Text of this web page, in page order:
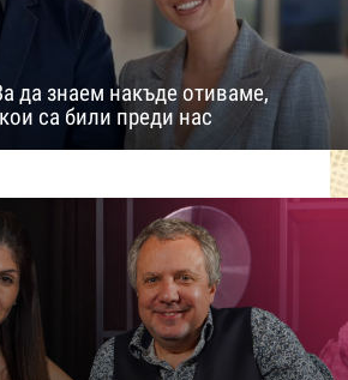
да знаем накъде отиваме,
са били преди нас